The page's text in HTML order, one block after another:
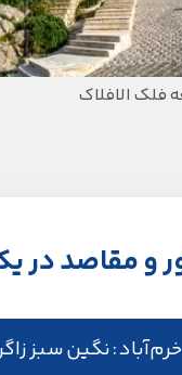
فلک الافلاک
و مقاصد در
خرم‌آباد : نگین سبز